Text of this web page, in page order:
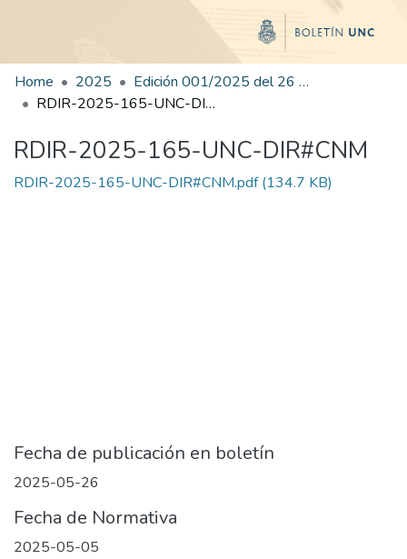
Home 2025
Edición 001/2025 del 26 de mayo de 2025
RDIR-2025-165-UNC-DIR#CNM
RDIR-2025-165-UNC-DIR#CNM
RDIR-2025-165-UNC-DIR#CNM.pdf(134.7 KB)
Fecha de publicación en boletín
2025-05-26
Fecha de Normativa
2025-05-05